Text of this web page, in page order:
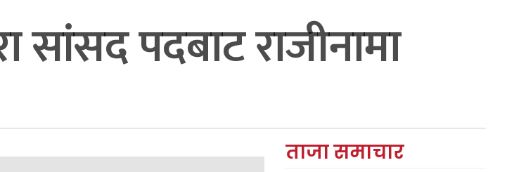
सांसद पदबाट राजीनामा
ताजा समाचार